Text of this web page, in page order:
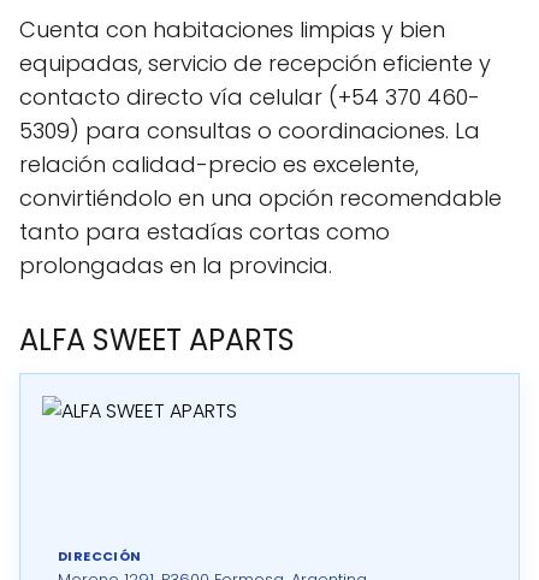
Cuenta con habitaciones limpias y bien
equipadas, servicio de recepción eficiente y
contacto directo vía celular (+54 370 460-
5309) para consultas o coordinaciones. La
relación calidad-precio es excelente,
convirtiéndolo en una opción recomendable
tanto para estadías cortas como
prolongadas en la provincia.
ALFA SWEET APARTS
DIRECCIÓN